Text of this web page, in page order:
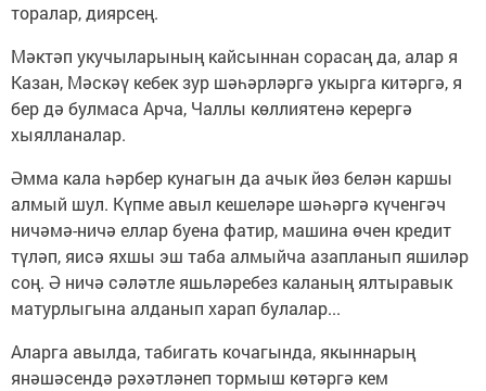
торалар, диярсең.
Мәктәп укучыларының кайсыннан сорасаң да, алар я
Казан, Мәскәү кебек зур шәһәрләргә укырга китәргә, я
бер дә булмаса Арча, Чаллы көллиятенә керергә
хыялланалар.
Әмма кала һәрбер кунагын да ачык йөз белән каршы
алмый шул. Күпме авыл кешеләре шәһәргә күченгәч
ничәмә-ничә еллар буена фатир, машина өчен кредит
түләп, яисә яхшы эш таба алмыйча азапланып яшиләр
соң. Ә ничә сәләтле яшьләребез каланың ялтыравык
матурлыгына алданып харап булалар...
Аларга авылда, табигать кочагында, якыннарың
янәшәсендә рәхәтләнеп тормыш көтәргә кем